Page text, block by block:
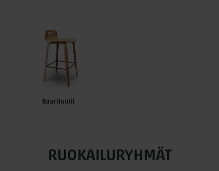
Baarituolit
RUOKAILURYHMÄT